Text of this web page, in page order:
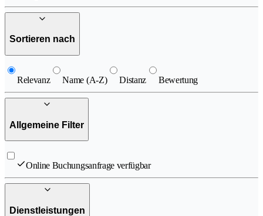
Sortieren nach
Relevanz Name (A-Z) Distanz Bewertung
Allgemeine Filter
Online Buchungsanfrage verfügbar
Dienstleistungen